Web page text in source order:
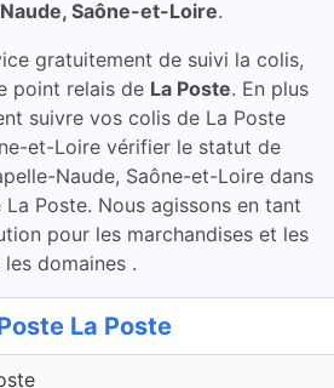
Saône-et-Loire.
gratuitement de suivi la colis,
point relais de La Poste. En plus
suivre vos colis de La Poste
et-Loire vérifier le statut de
Naude, Saône-et-Loire dans
Poste. Nous agissons en tant
pour les marchandises et les
domaines .
La Poste